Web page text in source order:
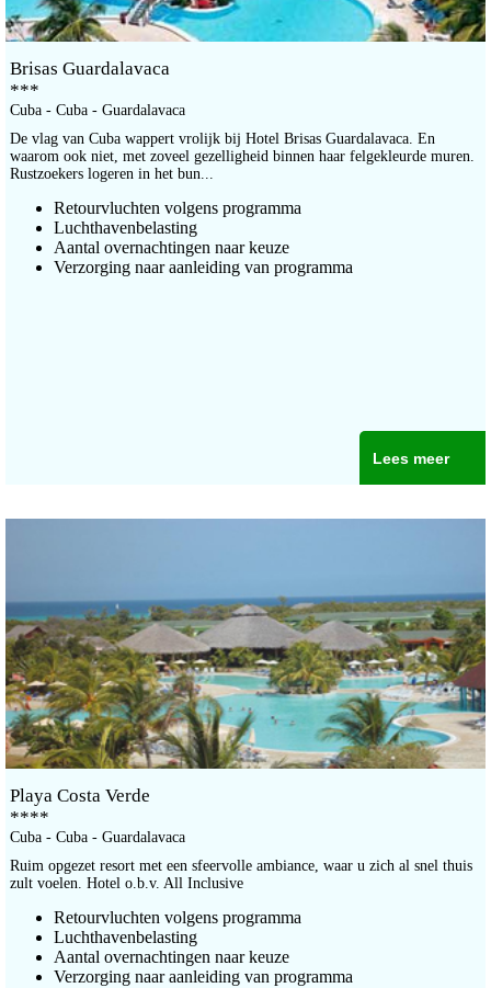
Brisas Guardalavaca
***
Cuba - Cuba - Guardalavaca
De vlag van Cuba wappert vrolijk bij Hotel Brisas Guardalavaca. En
waarom ook niet, met zoveel gezelligheid binnen haar felgekleurde muren.
Rustzoekers logeren in het bun...
Retourvluchten volgens programma
Luchthavenbelasting
Aantal overnachtingen naar keuze
Verzorging naar aanleiding van programma
Lees meer
Playa Costa Verde
****
Cuba - Cuba - Guardalavaca
Ruim opgezet resort met een sfeervolle ambiance, waar u zich al snel thuis
zult voelen. Hotel o.b.v. All Inclusive
Retourvluchten volgens programma
Luchthavenbelasting
Aantal overnachtingen naar keuze
Verzorging naar aanleiding van programma